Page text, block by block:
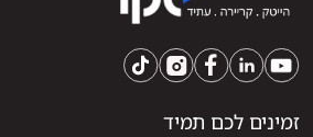
זמינים לכם תמיד